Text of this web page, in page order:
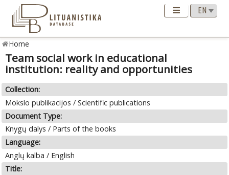
Home
Team social work in educational
institution: reality and opportunities
Collection:
Mokslo publikacijos / Scientific publications
Document Type:
Knygų dalys / Parts of the books
Language:
Anglų kalba / English
Title: